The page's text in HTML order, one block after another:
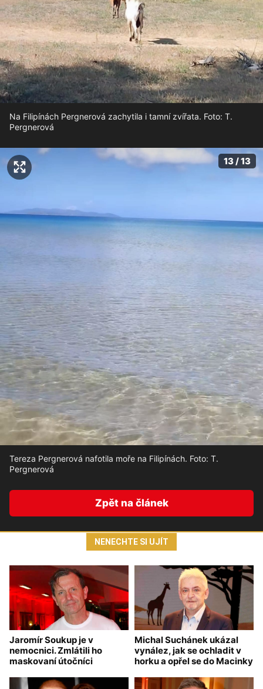
Na Filipínách Pergnerová zachytila i tamní zvířata. Foto: T.
Pergnerová
13 / 13
Tereza Pergnerová nafotila moře na Filipínách. Foto: T.
Pergnerová
Zpět na článek
NENECHTE SI UJÍT
Jaromír Soukup je v
nemocnici. Zmlátili ho
maskovaní útočníci
Michal Suchánek ukázal
vynález, jak se ochladit v
horku a opřel se do Macinky